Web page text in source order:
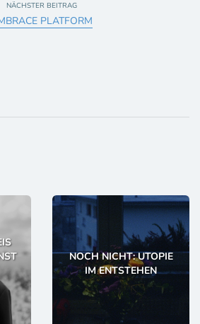
NÄCHSTER BEITRAG
PLATFORM
NOCH NICHT: UTOPIE
IM ENTSTEHEN